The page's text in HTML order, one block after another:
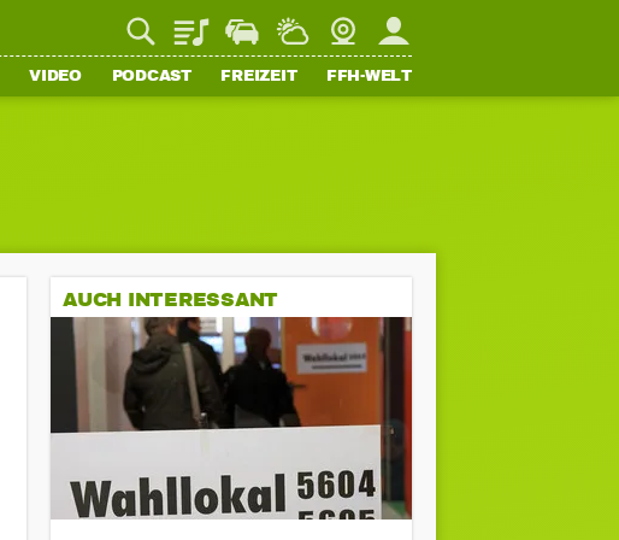
PlaylistStaupilotWetterWebcamMein FFH
VIDEO PODCAST FREIZEIT FFH-WELT
AUCH INTERESSANT